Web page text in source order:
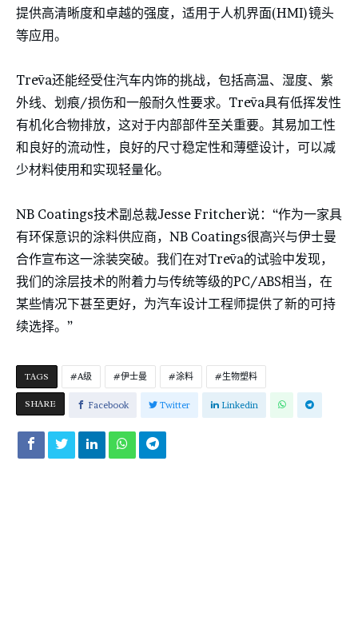
提供高清晰度和卓越的强度，适用于人机界面(HMI)镜头
等应用。
Trēva还能经受住汽车内饰的挑战，包括高温、湿度、紫
外线、划痕/损伤和一般耐久性要求。Trēva具有低挥发性
有机化合物排放，这对于内部部件至关重要。其易加工性
和良好的流动性，良好的尺寸稳定性和薄壁设计，可以减
少材料使用和实现轻量化。
NB Coatings技术副总裁Jesse Fritcher说：“作为一家具
有环保意识的涂料供应商，NB Coatings很高兴与伊士曼
合作宣布这一涂装突破。我们在对Trēva的试验中发现，
我们的涂层技术的附着力与传统等级的PC/ABS相当，在
某些情况下甚至更好，为汽车设计工程师提供了新的可持
续选择。”
TAGS A级 伊士曼 涂料 生物塑料
SHARE Facebook Twitter Linkedin